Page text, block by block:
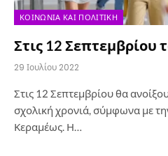
ΚΟΙΝΩΝΊΑ ΚΑΙ ΠΟΛΙΤΙΚΉ
Στις 12 Σεπτεμβρίου
29 Ιουλίου 2022
Στις 12 Σεπτεμβρίου θα
σχολική χρονιά, σύμφωνα με
Κεραμέως. Η…